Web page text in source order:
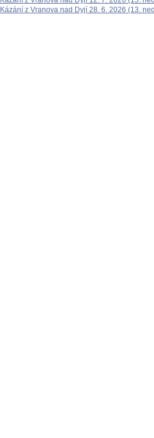
Kázání z Vranova nad Dyjí 28. 6. 2026 (13.